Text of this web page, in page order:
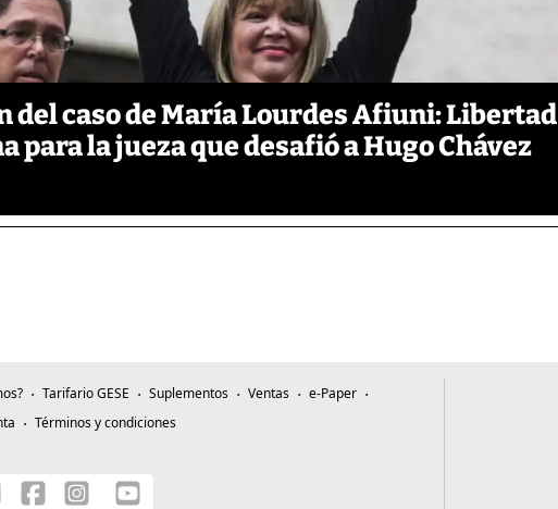
del caso de María Lourdes Afiuni: Libertad
para la jueza que desafió a Hugo Chávez
Tarifario GESE Suplementos Ventas
e-Paper
Términos y condiciones